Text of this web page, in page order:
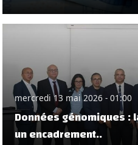
mercredi 13 mai 2026 - 01:00
Données génomiques :
un encadrement..